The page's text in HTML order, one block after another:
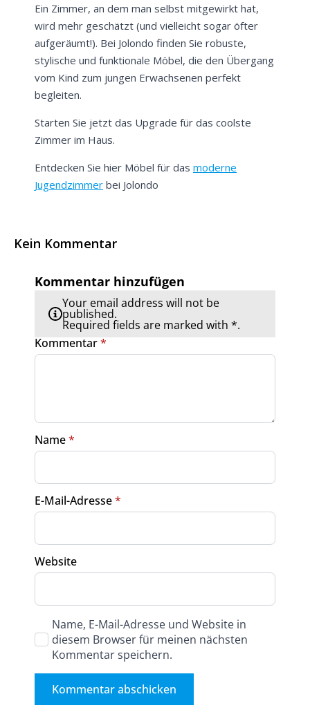
Ein Zimmer, an dem man selbst mitgewirkt hat,
wird mehr geschätzt (und vielleicht sogar öfter
aufgeräumt!). Bei Jolondo finden Sie robuste,
stylische und funktionale Möbel, die den Übergang
vom Kind zum jungen Erwachsenen perfekt
begleiten.
Starten Sie jetzt das Upgrade für das coolste
Zimmer im Haus.
Entdecken Sie hier Möbel für das moderne
Jugendzimmer bei Jolondo
Kein Kommentar
Kommentar hinzufügen
Your email address will not be
published.
Required fields are marked with *.
Kommentar*
Name*
E-Mail-Adresse*
Website
Name, E-Mail-Adresse und Website in
diesem Browser für meinen nächsten
Kommentar speichern.